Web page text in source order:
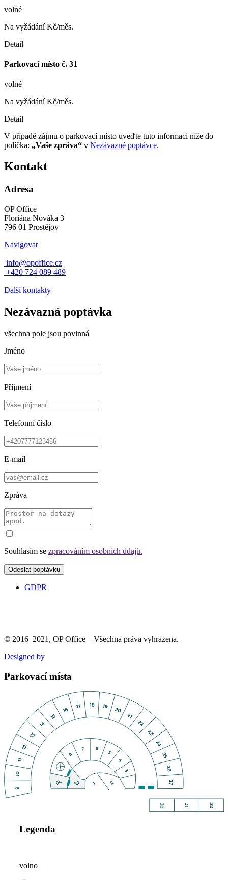
volné
Na vyžádání Kč/měs.
Detail
Parkovací místo č. 31
volné
Na vyžádání Kč/měs.
Detail
V případě zájmu o parkovací místo uveďte tuto informaci níže do
políčka: „Vaše zpráva“ v Nezávazné poptávce.
Kontakt
Adresa
OP Office
Floriána Nováka 3
796 01 Prostějov
Navigovat
info@opoffice.cz
+420 724 089 489
Další kontakty
Nezávazná poptávka
všechna pole jsou povinná
Jméno
Příjmení
Telefonní číslo
E-mail
Zpráva
Souhlasím se zpracováním osobních údajů.
GDPR
© 2016–2021, OP Office – Všechna práva vyhrazena.
Designed by
Parkovací místa
Legenda
volno